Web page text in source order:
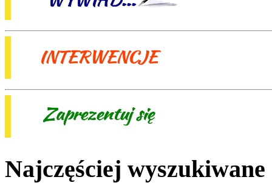
Najczęściej wyszukiwane